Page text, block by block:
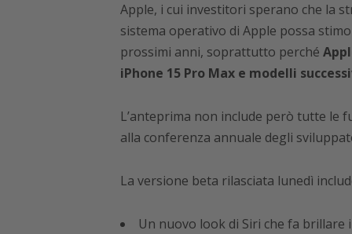
Apple, i cui investitori sperano che la
sistema operativo di Apple possa
prossimi anni, soprattutto perché
iPhone 15 Pro Max e modelli
L’anteprima non include però tutte le
alla conferenza annuale degli
La versione beta rilasciata lunedì
Un nuovo look di Siri che fa